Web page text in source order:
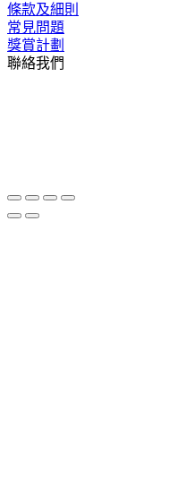
條款及細則
常見問題
獎賞計劃
聯絡我們